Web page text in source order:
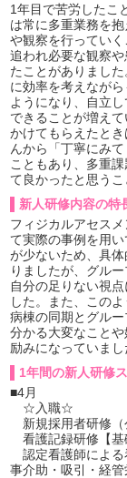
1年目で苦労したこ
は常に多重業務を
や観察を行ってい
追われ必要な観察
たことがありまし
に効率を考えなが
ようになり、自立
できることが増え
かけてもらえたと
んから「丁寧にみ
こともあり、多重
て良かったと思うこ
新人研修内容の特
フィジカルアセス
て実際の事例を用
が少ないため、具
りましたが、グル
自分の足りない視
した。また、この
病棟の同期とグル
分かる大変なこと
励みになっていまし
1年間の新人研修
■4月
☆入職☆
新規採用者研修（
看護記録研修【基
認定看護師による
事介助・吸引・経管